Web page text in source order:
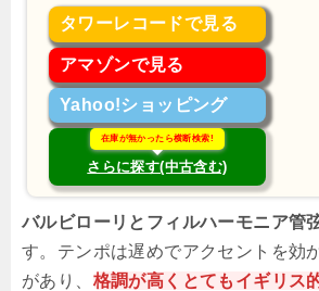
タワーレコードで見る
アマゾンで見る
Yahoo!ショッピング
在庫が無かったら横断検索!
さらに探す(中古含む)
バルビローリとフィルハーモニア管
す。テンポは遅めでアクセントを効
があり、 格調が高くとてもイギリス